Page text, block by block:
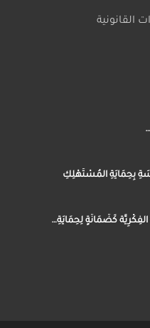
القانونية
بِحِمَايَةِ المُسْتَهْلِكِ
كَضَمَانَةٍ لِحِمَايَةِ…